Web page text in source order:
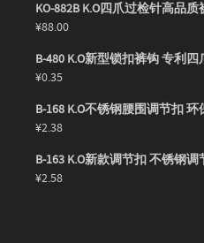
KO-882B K.O四爪过检针高品
¥88.00
B-480 K.O新型锁扣裤钩 专利
¥0.35
B-168 K.O不锈钢腰围调节扣
¥2.38
B-163 K.O新款调节扣 不锈钢
¥2.58